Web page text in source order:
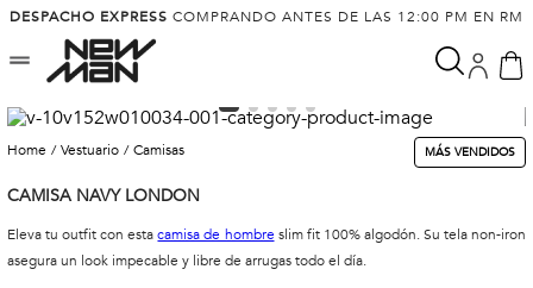
DESPACHO EXPRESS COMPRANDO ANTES DE LAS 12:00 PM EN RM
vestuario camisas MÁS VENDIDOS
CAMISA NAVY LONDON
Eleva tu outfit con estacamisa de hombre slim fit 100% algodón. Su tela non-iron
asegura un look impecable y libre de arrugas todo el día.